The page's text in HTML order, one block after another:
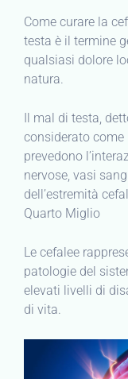
Come curare la
testa è il termine
qualsiasi dolore
natura.
Il mal di testa,
considerato
prevedono
nervose, vasi
dell’estremità
Quarto Miglio
Le cefalee
patologie del
elevati livelli di
di vita.